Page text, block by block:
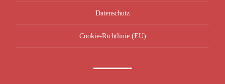
Datenschutz
Cookie-Richtlinie (EU)